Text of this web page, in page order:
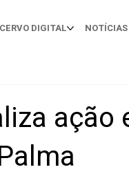
DIGITAL NOTÍCIAS
ação